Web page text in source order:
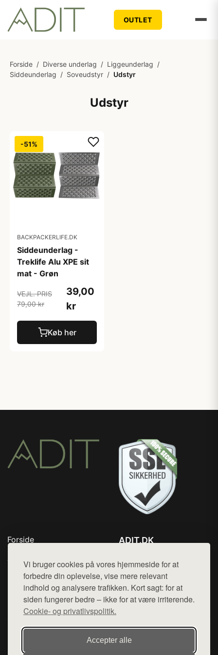
Vi bruger cookies på vores hjemmeside for at
forbedre din oplevelse, vise mere relevant
indhold og analysere trafikken. Kort sagt: for at
siden fungerer bedre – ikke for at være irriterende.
Cookie- og privatlivspolitik.
Accepter alle
OUTLET
Forside / Diverse underlag / Liggeunderlag /
Siddeunderlag / Soveudstyr / Udstyr
Udstyr
-51%
BACKPACKERLIFE.DK
Siddeunderlag -
Treklife Alu XPE sit
mat - Grøn
VEJL. PRIS
79,00 kr
39,00
kr
Køb her
Forside
Top Rabatter
Blog
Kontakt
ADIT.DK
Mail: hej@want.dk
Cookie- og privatlivspolitik
Denne side er en del af want.dk, der udgiver en række
hjemmesider med præsentation af forskellige produkter fra